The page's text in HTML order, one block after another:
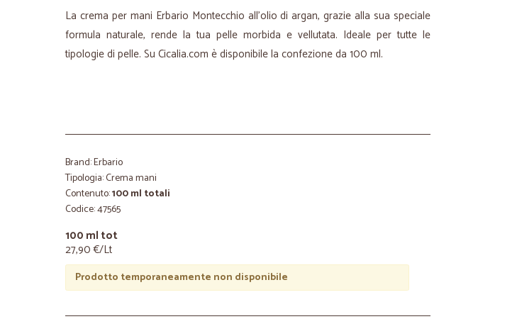
La crema per mani Erbario Montecchio all'olio di argan, grazie alla sua speciale
formula naturale, rende la tua pelle morbida e vellutata. Ideale per tutte le
tipologie di pelle. Su Cicalia.com è disponibile la confezione da 100 ml.
Brand: Erbario
Tipologia: Crema mani
Contenuto:100 ml totali
Codice: 47565
100 ml tot
27,90 €/Lt
Prodotto temporaneamente non disponibile